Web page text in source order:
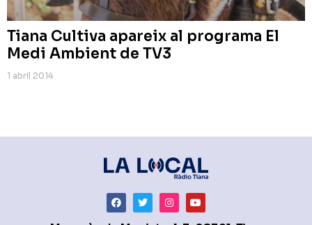
Tiana Cultiva apareix al programa El
Medi Ambient de TV3
1 abril 2014